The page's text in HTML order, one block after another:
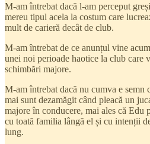
M-am întrebat dacă l-am perceput
mereu tipul acela la costum care
mult de carieră decât de club.
M-am întrebat de ce anunțul vine
unei noi perioade haotice la club care
schimbări majore.
M-am întrebat dacă nu cumva e semn
mai sunt dezamăgit când pleacă un
majore în conducere, mai ales că Edu
cu toată familia lângă el și cu intenții
lung.